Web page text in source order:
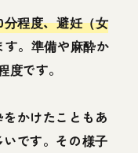
程度、避妊（女
。準備や麻酔か
です。
かけたこともあ
です。その様子